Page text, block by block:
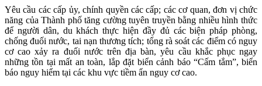
Yêu cầu các cấp ủy, chính quyền các cấp; các cơ quan, đơn vị chức
năng của Thành phố tăng cường tuyên truyền bằng nhiều hình thức
để người dân, du khách thực hiện đầy đủ các biện pháp phòng,
chống đuối nước, tai nạn thương tích; tổng rà soát các điểm có nguy
cơ cao xảy ra đuối nước trên địa bàn, yêu cầu khắc phục ngay
những tồn tại mất an toàn, lắp đặt biển cảnh báo “Cấm tắm”, biển
báo nguy hiểm tại các khu vực tiềm ẩn nguy cơ cao.